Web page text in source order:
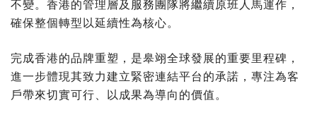
不變。香港的管理層及服務團隊將繼續原班人馬運作，
確保整個轉型以延續性為核心。
完成香港的品牌重塑，是皋翊全球發展的重要里程碑，
進一步體現其致力建立緊密連結平台的承諾，專注為客
戶帶來切實可行、以成果為導向的價值。